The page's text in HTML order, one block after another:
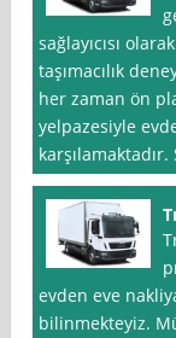
sağlayıcısı
taşımacılık
her zaman ön
yelpazesiyle
evden eve
bilinmekteyiz.